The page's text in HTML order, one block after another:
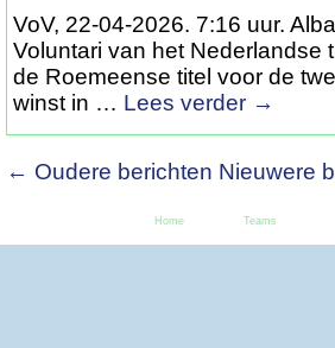
VoV, 22-04-2026. 7:16 uur.
Voluntari van het Nederlandse
de Roemeense titel voor de
winst in … Lees verder →
← Oudere berichten Nieuwere
Home Teams